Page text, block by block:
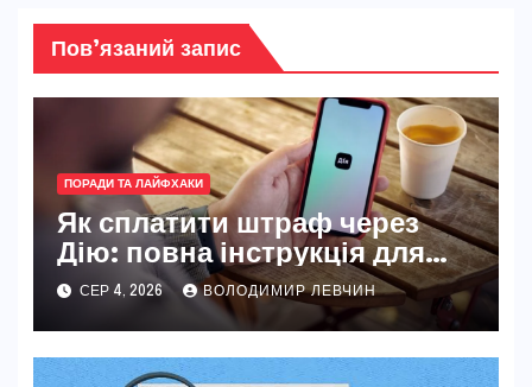
Пов’язаний запис
ПОРАДИ ТА ЛАЙФХАКИ
Як сплатити штраф через
Дію: повна інструкція для
новачків і досвідчених
СЕР 4, 2026 ВОЛОДИМИР ЛЕВЧИН